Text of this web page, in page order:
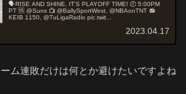
🗣️RISE AND SHINE, IT’S PLAYOFF TIME! 🕖 5:00PM
PT 🆚 @Suns 📺 @BallySportWest, @NBAonTNT 📻
KEIB 1150, @TuLigaRadio pic.twit...
2023.04.17
ム連敗だけは何とか避けたいですよね